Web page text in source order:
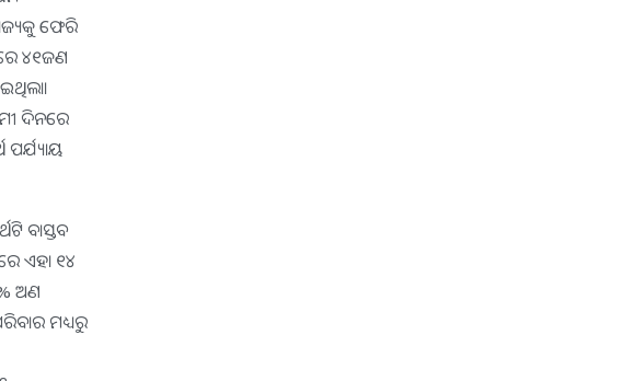
ଫେରି
୪୧ଜଣ
ଦିନରେ
ବାସ୍ତବ
ଏହା ୧୪
ଅଣ
ମଧ୍ୟରୁ